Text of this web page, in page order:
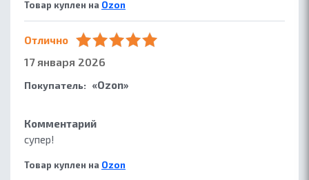
Товар куплен на Ozon
Покупатель: «Ozon»
Комментарий
супер!
Товар куплен на Ozon
Отлично
17 января 2026